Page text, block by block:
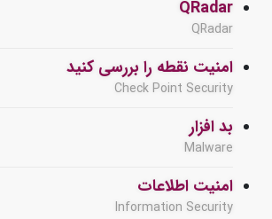
QRadar
QRadar
امنیت نقطه را بررسی کنید
Check Point Security
بد افزار
Malware
امنیت اطلاعات
Information Security